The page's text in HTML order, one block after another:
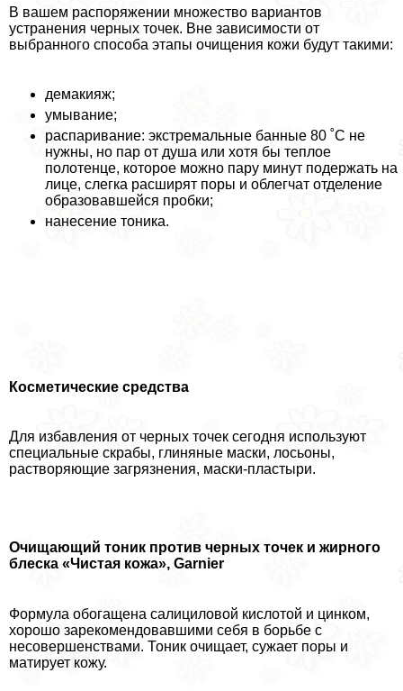
В вашем распоряжении множество вариантов
устранения черных точек. Вне зависимости от
выбранного способа этапы очищения кожи будут такими:
демакияж;
умывание;
распаривание: экстремальные банные 80 ˚С не
нужны, но пар от душа или хотя бы теплое
полотенце, которое можно пару минут подержать на
лице, слегка расширят поры и облегчат отделение
образовавшейся пробки;
нанесение тоника.
Косметические средства
Для избавления от черных точек сегодня используют
специальные скpaбы, глиняные маски, лосьоны,
растворяющие загрязнения, маски-пластыри.
Очищающий тоник против черных точек и жирного
блеска «Чистая кожа», Garnier
Формула обогащена салициловой кислотой и цинком,
хорошо зарекомендовавшими себя в борьбе с
несовершенствами. Тоник очищает, сужает поры и
матирует кожу.